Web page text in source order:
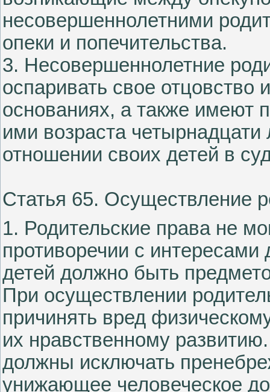
несовершеннолетними
опеки и попечительства.
3. Несовершеннолетние
оспаривать свое отцовство
основаниях, а также имеют
ими возраста четырнадцати
отношении своих детей в
Статья 65. Осуществление
1. Родительские права не
противоречии с
детей должно быть
При осуществлении
причинять вред
их нравственному
должны исключать
унижающее человеческое